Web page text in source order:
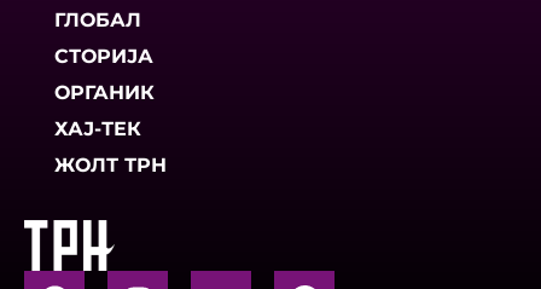
ГЛОБАЛ
СТОРИЈА
ОРГАНИК
ХАЈ-ТЕК
ЖОЛТ ТРН